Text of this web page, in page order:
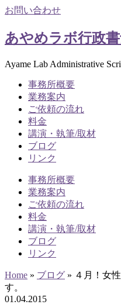
お問い合わせ
あやめラボ行政
Ayame Lab Administrative
事務所概要
業務案内
ご依頼の流れ
料金
講演・執筆/取材
ブログ
リンク
事務所概要
業務案内
ご依頼の流れ
料金
講演・執筆/取材
ブログ
リンク
Home » ブログ » ４月！女
す。
01 .04.2015